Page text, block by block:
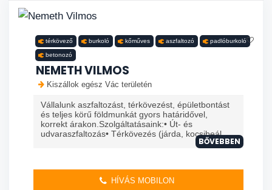
térkövező burkoló kőműves aszfaltozó padlóburkoló
betonozó
NEMETH VILMOS
Kiszállok egész Vác területén
Vállalunk aszfaltozást, térkövezést, épületbontást
és teljes körű földmunkát gyors határidővel,
korrekt árakon.Szolgáltatásaink:• Út- és
udvaraszfaltozás• Térkövezés (járda, kocsibeál...
BŐVEBBEN
HÍVÁS MOBILON